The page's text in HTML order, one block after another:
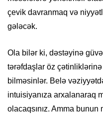
çevik davranmaq və
gələcək.
Ola bilər ki, dəstəyinə
tərəfdaşlar öz
bilməsinlər. Belə
intuisiyanıza arxalanaraq
olacaqsınız. Amma